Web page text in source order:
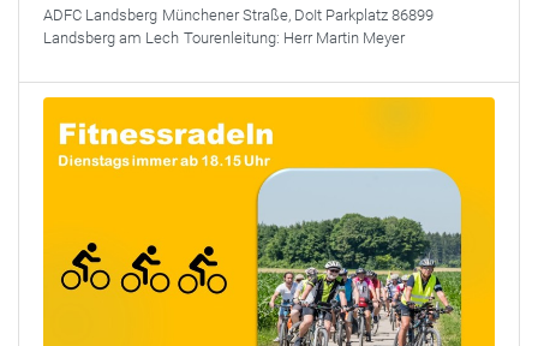
ADFC Landsberg Münchener Straße, DoIt Parkplatz 86899
Landsberg am Lech Tourenleitung: Herr Martin Meyer